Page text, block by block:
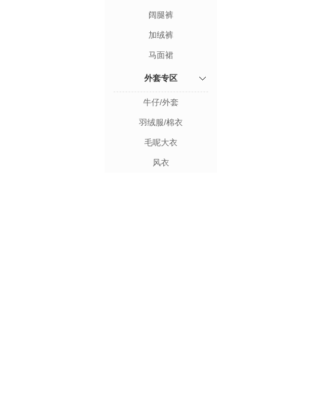
阔腿裤
加绒裤
马面裙
外套专区
牛仔/外套
羽绒服/棉衣
毛呢大衣
风衣